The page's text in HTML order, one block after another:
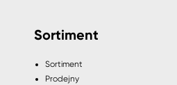
Sortiment
Sortiment
Prodejny